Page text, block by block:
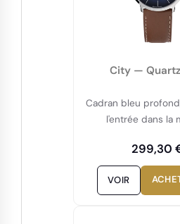
City —
Cadran bleu
l'entrée dans la
299,30
VOIR